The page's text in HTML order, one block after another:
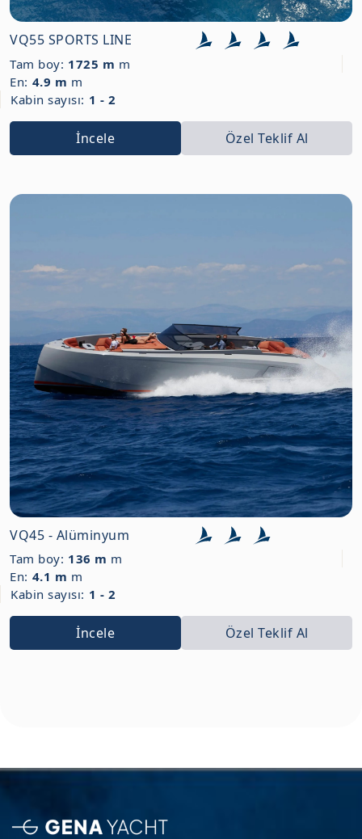
VQ55 SPORTS LINE
Tam boy: 1725 m m
En: 4.9 m m
Kabin sayısı: 1 - 2
İncele Özel Teklif Al
VQ45 - Alüminyum
Tam boy: 136 m m
En: 4.1 m m
Kabin sayısı: 1 - 2
İncele Özel Teklif Al